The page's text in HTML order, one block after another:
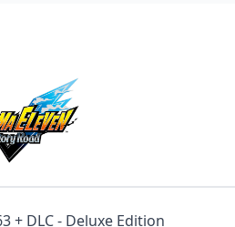
+ DLC - Deluxe Edition